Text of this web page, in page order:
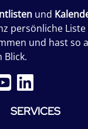
und
persönliche
und hast so
Blick.
SERVICES